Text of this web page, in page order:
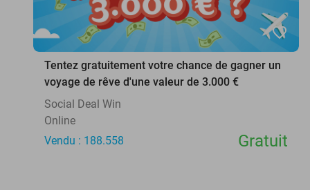
favorite_border
Tentez gratuitement votre chance de gagner un
voyage de rêve d'une valeur de 3.000 €
Social Deal Win
Online
Vendu : 188.558
Gratuit